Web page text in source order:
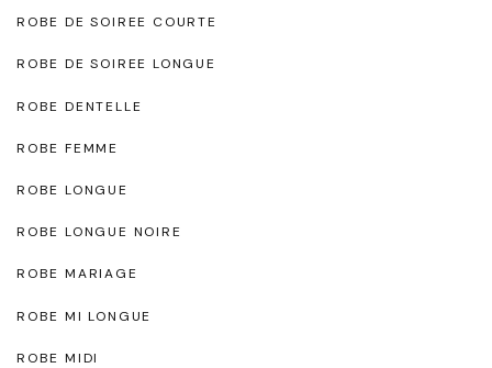
ROBE DE SOIREE COURTE
ROBE DE SOIREE LONGUE
ROBE DENTELLE
ROBE FEMME
ROBE LONGUE
ROBE LONGUE NOIRE
ROBE MARIAGE
ROBE MI LONGUE
ROBE MIDI